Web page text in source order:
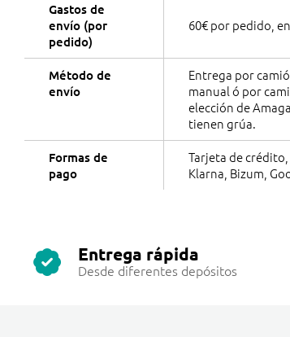
Gastos de
envío (por
pedido)
60€ por pedido,
Método de
envío
Entrega por
manual ó por
elección de
tienen grúa.
Formas de
pago
Tarjeta de
Klarna, Bizum,
Entrega rápida
Desde diferentes depósitos